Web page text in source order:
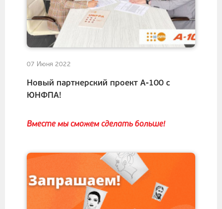
07 Июня 2022
Новый партнерский проект А-100 с
ЮНФПА!
Вместе мы сможем сделать больше!